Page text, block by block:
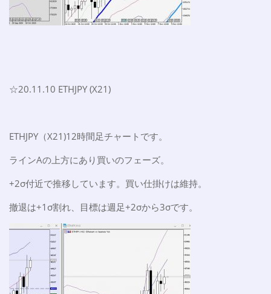
☆20.11.10 ETHJPY (X21)
ETHJPY（X21)12時間足チャートです。
ラインAの上方にあり買いのフェーズ。
+2σ付近で推移しています。買い仕掛けは維持。
撤退は+1σ割れ、目標は週足+2σから3σです。